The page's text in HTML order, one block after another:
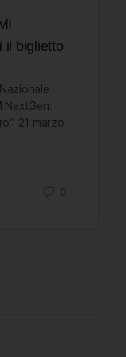
il biglietto
NextGen:
21 marzo
0